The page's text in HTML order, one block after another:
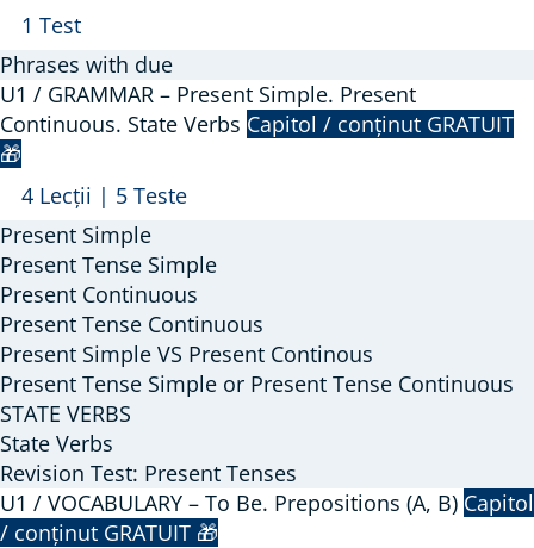
Arată
U1
/
VOCABULARY
–
with
DUE
1 Test
Phrases with due
U1 / GRAMMAR – Present Simple. Present
Continuous. State Verbs Capitol / conținut GRATUIT
🎁
Arată
U1
/
GRAMMAR
–
Present
Simple.
Present
Continuous.
State
Verbs
4 Lecții | 5 Teste
Present Simple
Present Tense Simple
Present Continuous
Present Tense Continuous
Present Simple VS Present Continous
Present Tense Simple or Present Tense Continuous
STATE VERBS
State Verbs
Revision Test: Present Tenses
U1 / VOCABULARY – To Be. Prepositions (A, B) Capitol
/ conținut GRATUIT 🎁